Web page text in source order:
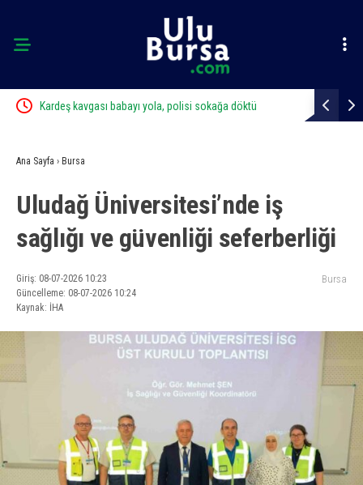
Kardeş kavgası babayı yola, polisi sokağa döktü
Ana Sayfa › Bursa
Uludağ Üniversitesi’nde iş
sağlığı ve güvenliği seferberliği
Giriş: 08-07-2026 10:23
Güncelleme: 08-07-2026 10:24
Kaynak: İHA
Bursa